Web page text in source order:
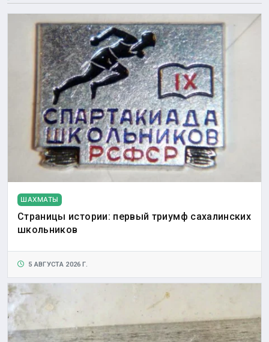
ШАХМАТЫ
Страницы истории: первый триумф сахалинских
школьников
5 АВГУСТА 2026 Г.